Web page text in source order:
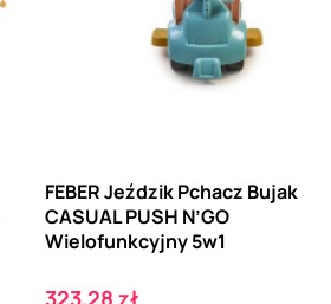
FEBER Jeździk Pchacz Bujak
CASUAL PUSH N’GO
Wielofunkcyjny 5w1
Cena
323,28 zł